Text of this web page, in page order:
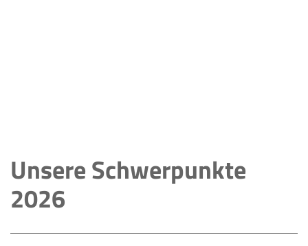
Unsere Schwerpunkte
2026